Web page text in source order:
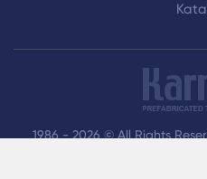
1986 - 2026 © All Rights